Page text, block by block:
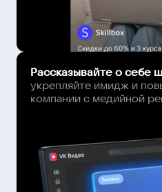
Рассказывайте о себе
укрепляйте имидж и
компании с медийной